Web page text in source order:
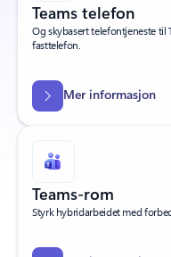
Teams telefon
Og skybasert telefontjeneste til
fasttelefon.
Mer informasjon
Teams-rom
Styrk hybridarbeidet med